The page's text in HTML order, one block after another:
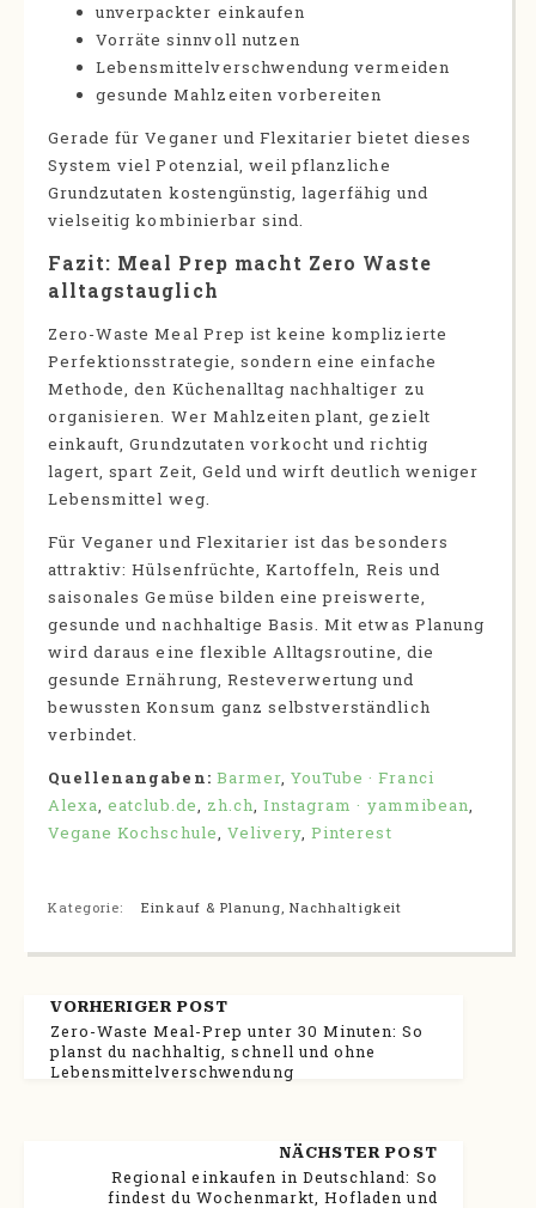
unverpackter einkaufen
Vorräte sinnvoll nutzen
Lebensmittelverschwendung vermeiden
gesunde Mahlzeiten vorbereiten
Gerade für Veganer und Flexitarier bietet dieses
System viel Potenzial, weil pflanzliche
Grundzutaten kostengünstig, lagerfähig und
vielseitig kombinierbar sind.
Fazit: Meal Prep macht Zero Waste
alltagstauglich
Zero-Waste Meal Prep ist keine komplizierte
Perfektionsstrategie, sondern eine einfache
Methode, den Küchenalltag nachhaltiger zu
organisieren. Wer Mahlzeiten plant, gezielt
einkauft, Grundzutaten vorkocht und richtig
lagert, spart Zeit, Geld und wirft deutlich weniger
Lebensmittel weg.
Für Veganer und Flexitarier ist das besonders
attraktiv: Hülsenfrüchte, Kartoffeln, Reis und
saisonales Gemüse bilden eine preiswerte,
gesunde und nachhaltige Basis. Mit etwas Planung
wird daraus eine flexible Alltagsroutine, die
gesunde Ernährung, Resteverwertung und
bewussten Konsum ganz selbstverständlich
verbindet.
Quellenangaben: Barmer, YouTube · Franci
Alexa,eatclub.de, zh.ch,Instagram · yammibean,
Vegane Kochschule, Velivery,Pinterest
Kategorie: Einkauf & Planung,Nachhaltigkeit
VORHERIGER POST
Zero-Waste Meal-Prep unter 30 Minuten: So
planst du nachhaltig, schnell und ohne
Lebensmittelverschwendung
NÄCHSTER POST
Regional einkaufen in Deutschland: So
findest du Wochenmarkt, Hofladen und